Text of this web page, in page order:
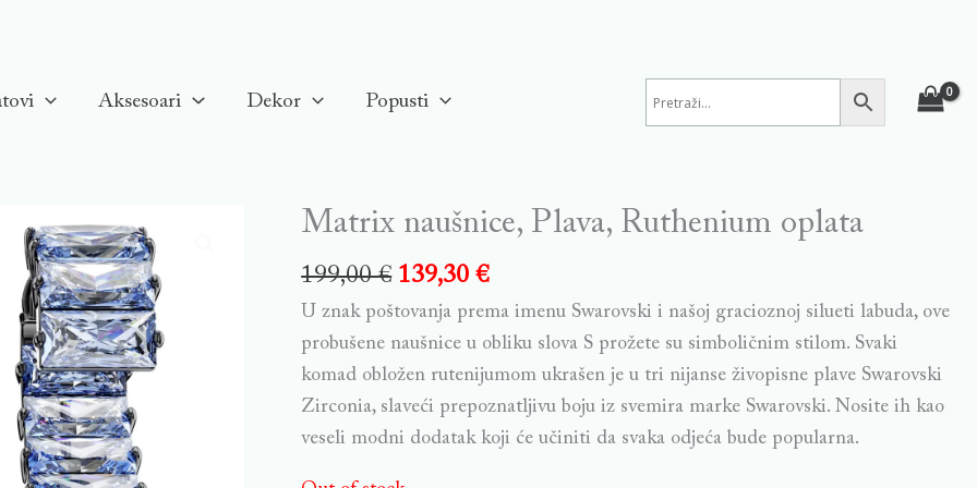
Aksesoari Dekor Popusti
Matrix naušnice, Plava, Ruthenium oplata
199,00€ 139,30€
U znak poštovanja prema imenu Swarovski i našoj gracioznoj silueti labuda, ove
probušene naušnice u obliku slova S prožete su simboličnim stilom. Svaki
komad obložen rutenijumom ukrašen je u tri nijanse živopisne plave Swarovski
Zirconia, slaveći prepoznatljivu boju iz svemira marke Swarovski. Nosite ih kao
veseli modni dodatak koji će učiniti da svaka odjeća bude popularna.